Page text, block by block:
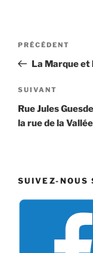
Navigation
l’article
Article
précédent
PRÉCÉDENT
La Marque et
Article
suivant
SUIVANT
Rue Jules
la rue de la Vallée
SUIVEZ-NOUS